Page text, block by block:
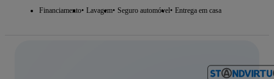
Financiamento Lavagem Seguro automóvel Entrega em casa